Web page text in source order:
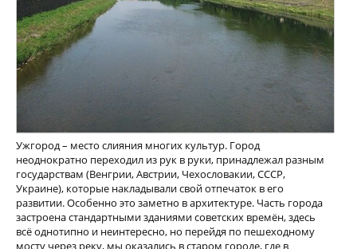
Ужгород – место слияния многих культур. Город
неоднократно переходил из рук в руки, принадлежал разным
государствам (Венгрии, Австрии, Чехословакии, СССР,
Украине), которые накладывали свой отпечаток в его
развитии. Особенно это заметно в архитектуре. Часть города
застроена стандартными зданиями советских времён, здесь
всё однотипно и неинтересно, но перейдя по пешеходному
мосту через реку, мы оказались в старом городе, где в